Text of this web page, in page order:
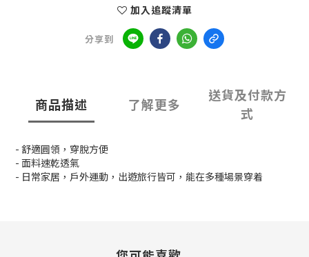
加入追蹤清單
分享到
商品描述 了解更多
送貨及付款方
式
- 舒適圓領，穿脫方便
- 面料速乾透氣
- 日常家居，戶外運動，出遊旅行皆可，能在多種場景穿着